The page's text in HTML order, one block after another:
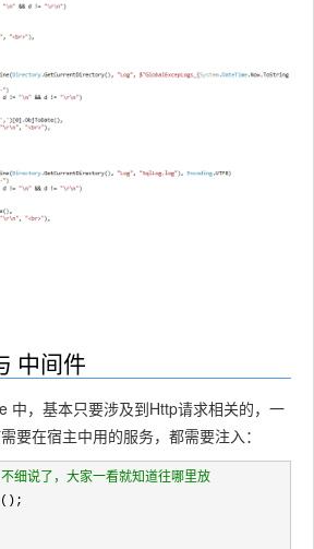
中间件
中，基本只要涉及到Http请求相关的，一
要在宿主中用的服务，都需要注入：
细说了，大家一看就知道往哪里放